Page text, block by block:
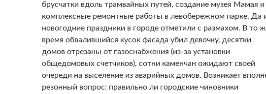
брусчатки вдоль трамвайных путей, создание музея Мамая и
комплексные ремонтные работы в левобережном парке. Да
новогодние праздники в городе отметили с размахом. В то
время обвалившийся кусок фасада убил девочку, десятки
домов отрезаны от газоснабжения (из-за установки
общедомовых счетчиков), сотни каменчан ожидают своей
очереди на выселение из аварийных домов. Возникает
резонный вопрос: правильно ли городские чиновники